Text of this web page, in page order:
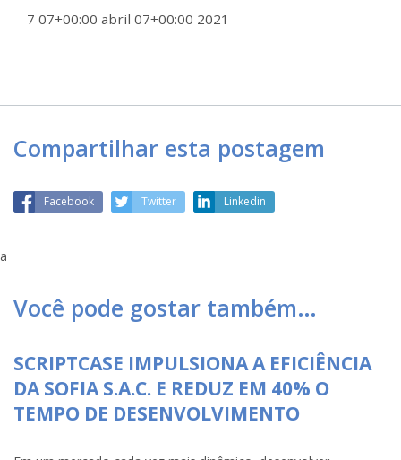
7 07+00:00 abril 07+00:00 2021
Compartilhar esta postagem
Facebook Twitter Linkedin
a
Você pode gostar também…
SCRIPTCASE IMPULSIONA A EFICIÊNCIA
DA SOFIA S.A.C. E REDUZ EM 40% O
TEMPO DE DESENVOLVIMENTO